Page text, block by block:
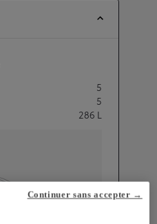
5
5
286 L
Continuer sans accepter →